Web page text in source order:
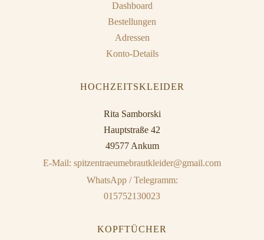
Dashboard
Bestellungen
Adressen
Konto-Details
HOCHZEITSKLEIDER
Rita Samborski
Hauptstraße 42
49577 Ankum
E-Mail: spitzentraeumebrautkleider@gmail.com
WhatsApp / Telegramm:
015752130023
KOPFTÜCHER